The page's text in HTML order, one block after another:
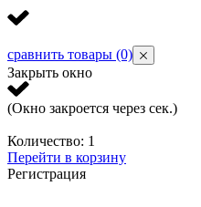
сравнить товары (0)
Закрыть окно
(Окно закроется через сек.)
Количество: 1
Перейти в корзину
Регистрация